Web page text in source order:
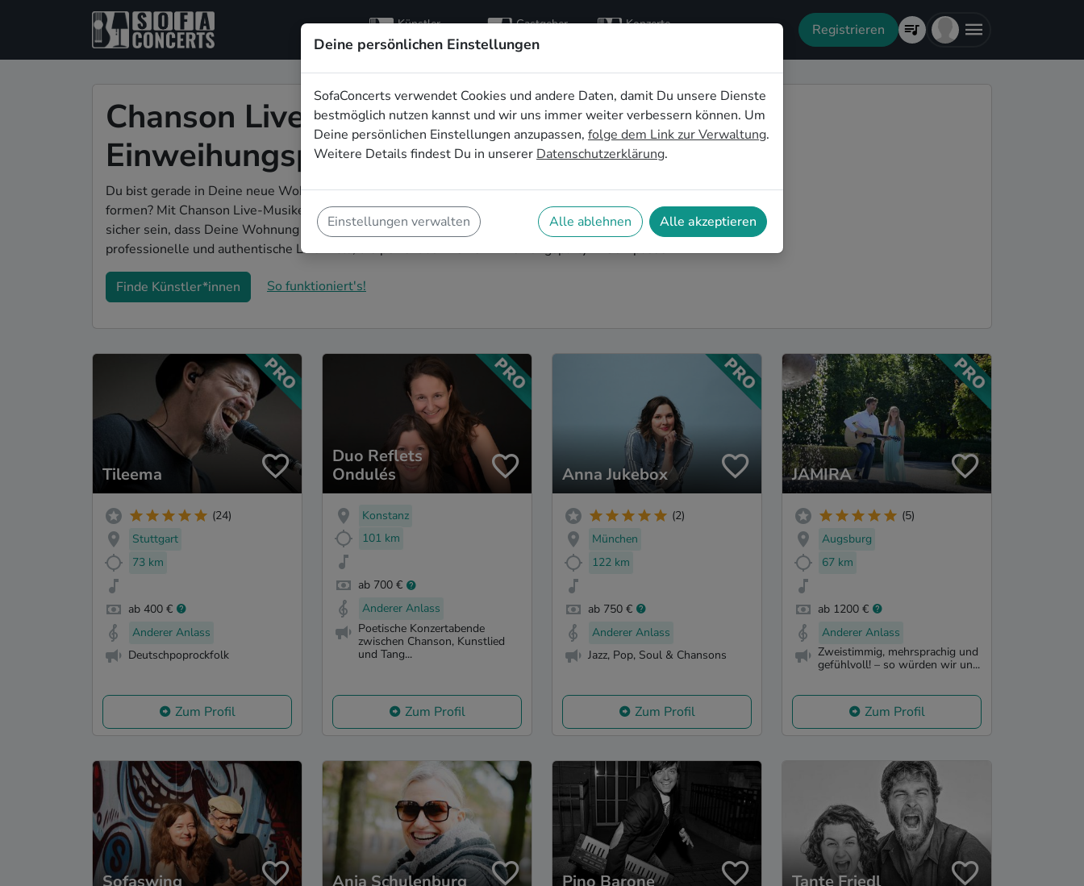
Künstler
entdecken
Gastgeber Konzerte Registrieren
Chanson Live-Musik für die
Einweihungsparty in Ulm
Du bist gerade in Deine neue Wohnung eingezogen und möchtest jetzt die ersten Erinnerungen
formen? Mit Chanson Live-Musiker*innen auf Deiner Einweihungsparty in Ulm kannst Du Dir
sicher sein, dass Deine Wohnung im richtigen Glanz erstrahlt. Auf SofaConcerts findest Du
professionelle und authentische Live-Acts, die perfekt auf Deine Einweihungsparty in Ulm passen.
Finde Künstler*innen So funktioniert's!
Tileema
(24)
Stuttgart
73 km
ab 400 €
Anderer Anlass
Deutschpoprockfolk
Zum Profil
Duo Reflets
Ondulés
Konstanz
101 km
ab 700 €
Anderer Anlass
Poetische Konzertabende
zwischen Chanson, Kunstlied
und Tang...
Zum Profil
Anna Jukebox
(2)
München
122 km
ab 750 €
Anderer Anlass
Jazz, Pop, Soul & Chansons
Zum Profil
JAMIRA
(5)
Augsburg
67 km
ab 1200 €
Anderer Anlass
Zweistimmig, mehrsprachig und
gefühlvoll! – so würden wir un...
Zum Profil
Sofaswing Anja Schulenburg Pino Barone Tante Friedl
Deine persönlichen Einstellungen
SofaConcerts verwendet Cookies und andere Daten, damit Du unsere Dienste
bestmöglich nutzen kannst und wir uns immer weiter verbessern können. Um
Deine persönlichen Einstellungen anzupassen, folge dem Link zur Verwaltung.
Weitere Details findest Du in unserer Datenschutzerklärung.
Einstellungen verwalten Alle ablehnen Alle akzeptieren